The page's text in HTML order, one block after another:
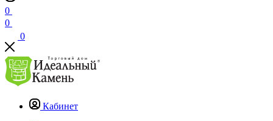
0
0
0
Кабинет